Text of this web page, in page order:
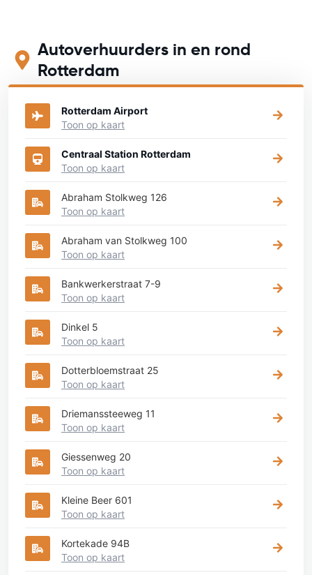
Autoverhuurders in en rond
Rotterdam
Bekijk op onderstaande kaart waar je een auto kunt huren
Rotterdam Airport
Toon op kaart
Centraal Station Rotterdam
Toon op kaart
Abraham Stolkweg 126
Toon op kaart
Abraham van Stolkweg 100
Toon op kaart
Bankwerkerstraat 7-9
Toon op kaart
Dinkel 5
Toon op kaart
Dotterbloemstraat 25
Toon op kaart
Driemanssteeweg 11
Toon op kaart
Giessenweg 20
Toon op kaart
Kleine Beer 601
Toon op kaart
Kortekade 94B
Toon op kaart